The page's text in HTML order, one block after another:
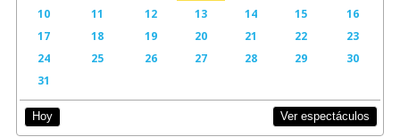
10
11 12 13 14 15
16
17
18 19 20 21 22
23
24
25 26 27 28 29
30
31
Hoy Ver espectáculos